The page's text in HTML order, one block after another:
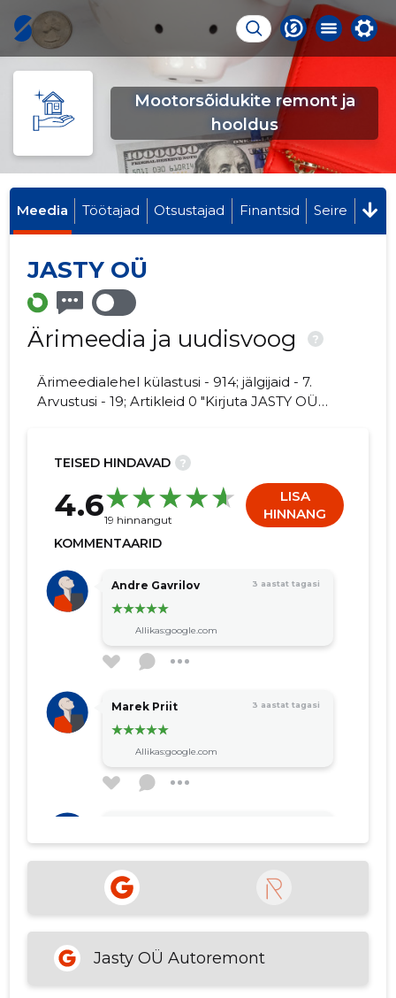
Mootorsõidukite remont ja
hooldus
Meedia Töötajad Otsustajad Finantsid Seire
JASTY OÜ
Ärimeedia ja uudisvoog ?
Ärimeedialehel külastusi - 914; jälgijaid - 7.
Arvustusi - 19; Artikleid 0 "Kirjuta JASTY OÜ
TEISED HINDAVAD ?
4.619 hinnangut
LISA
HINNANG
KOMMENTAARID
Andre Gavrilov 3 aastat tagasi
Allikas:google.com
Marek Priit 3 aastat tagasi
Allikas:google.com
VAATA ROHKEM
Jasty OÜ Autoremont